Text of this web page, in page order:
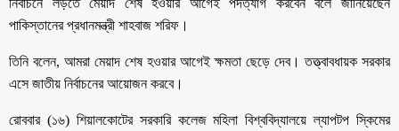
পাকিস্তানের প্রধানমন্ত্রী শাহবাজ শরিফ।
তিনি বলেন, আমরা মেয়াদ শেষ হওয়ার আগেই ক্ষমতা ছেড়ে দেব। তত্ত্বাবধায়ক সরকার
এসে জাতীয় নির্বাচনের আয়োজন করবে।
রোববার (১৬) শিয়ালকোটের সরকারি কলেজ মহিলা বিশ্ববিদ্যালয়ে ল্যাপটপ স্কিমের